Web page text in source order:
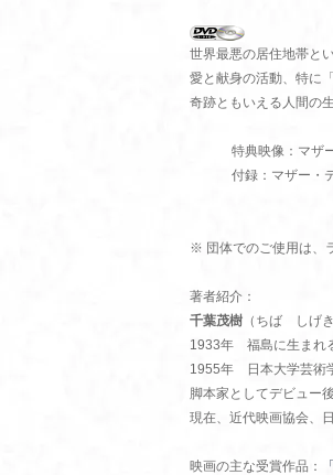
世界最悪の居住地帯と
愛と献身の活動、特に
奇跡ともいえる人間の
特典映像：マザ
付録：マザー・
※ 団体でのご使用は、
著者紹介：
千葉茂樹 （ちば しげき
1933年 福島に生まれ
1955年 日本大学芸術
脚本家としてデビュー
現在、近代映画協会、
映画の主な受賞作品：